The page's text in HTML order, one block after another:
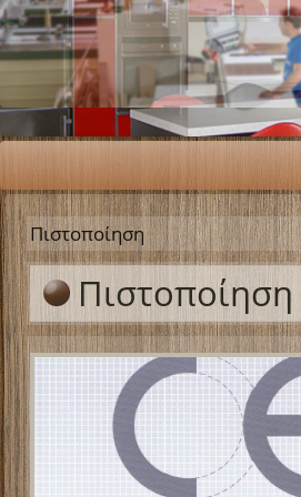
Πιστοποίηση
Πιστοποίηση